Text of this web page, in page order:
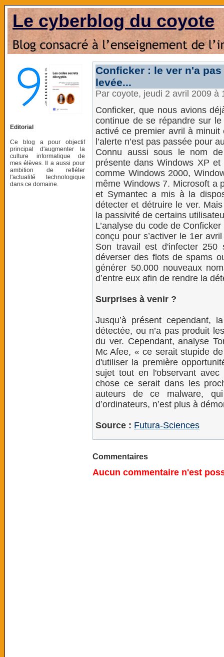
Le cyberblog du coyote
Editorial
Ce blog a pour objectif
principal d'augmenter la
culture informatique de
mes élèves. Il a aussi pour
ambition de refléter
l'actualité technologique
dans ce domaine.
Conficker : le ver n'a
levée...
Par coyote, jeudi 2 avril 2009 à
Conficker, que nous avions
continue de se répandre sur
activé ce premier avril à
l’alerte n’est pas passée pour
Connu aussi sous le nom
présente dans Windows XP
comme Windows 2000,
même Windows 7. Microsoft a
et Symantec a mis à la
détecter et détruire le ver.
la passivité de certains
L’analyse du code de
conçu pour s’activer le 1er
Son travail est d'infecter
déverser des flots de spams
générer 50.000 nouveaux
d’entre eux afin de rendre la
Surprises à venir ?
Jusqu’à présent cependant,
détectée, ou n’a pas produit
du ver. Cependant, analyse
Mc Afee, « ce serait stupide
d'utiliser la première
sujet tout en l'observant
chose ce serait dans les
auteurs de ce malware,
d’ordinateurs, n’est plus à
Source : Futura-Sciences
Commentaires
Aucun commentaire n'est